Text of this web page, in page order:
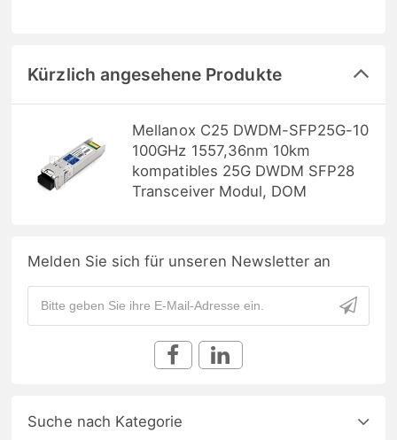
Kürzlich angesehene Produkte
Mellanox C25 DWDM-SFP25G-10
100GHz 1557,36nm 10km
kompatibles 25G DWDM SFP28
Transceiver Modul, DOM
Melden Sie sich für unseren Newsletter an
Suche nach Kategorie